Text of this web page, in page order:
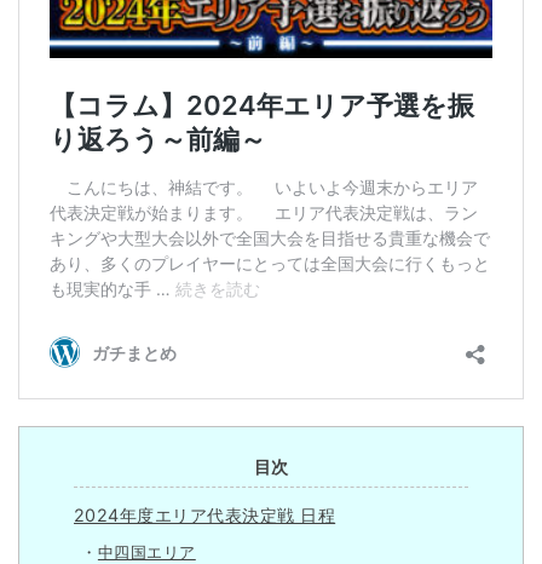
目次
2024年度エリア代表決定戦 日程
中四国エリア